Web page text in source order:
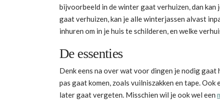
bijvoorbeeld in de winter gaat verhuizen, dan kan
gaat verhuizen, kan je alle winterjassen alvast
inhuren om in je huis te schilderen, en welke
De essenties
Denk eens na over wat voor dingen je nodig gaat
pas gaat komen, zoals vuilniszakken en tape.
later gaat vergeten. Misschien wil je ook wel een